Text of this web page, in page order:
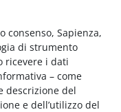
consenso, Sapienza,
di strumento
ricevere i dati
– come
descrizione del
e dell’utilizzo del